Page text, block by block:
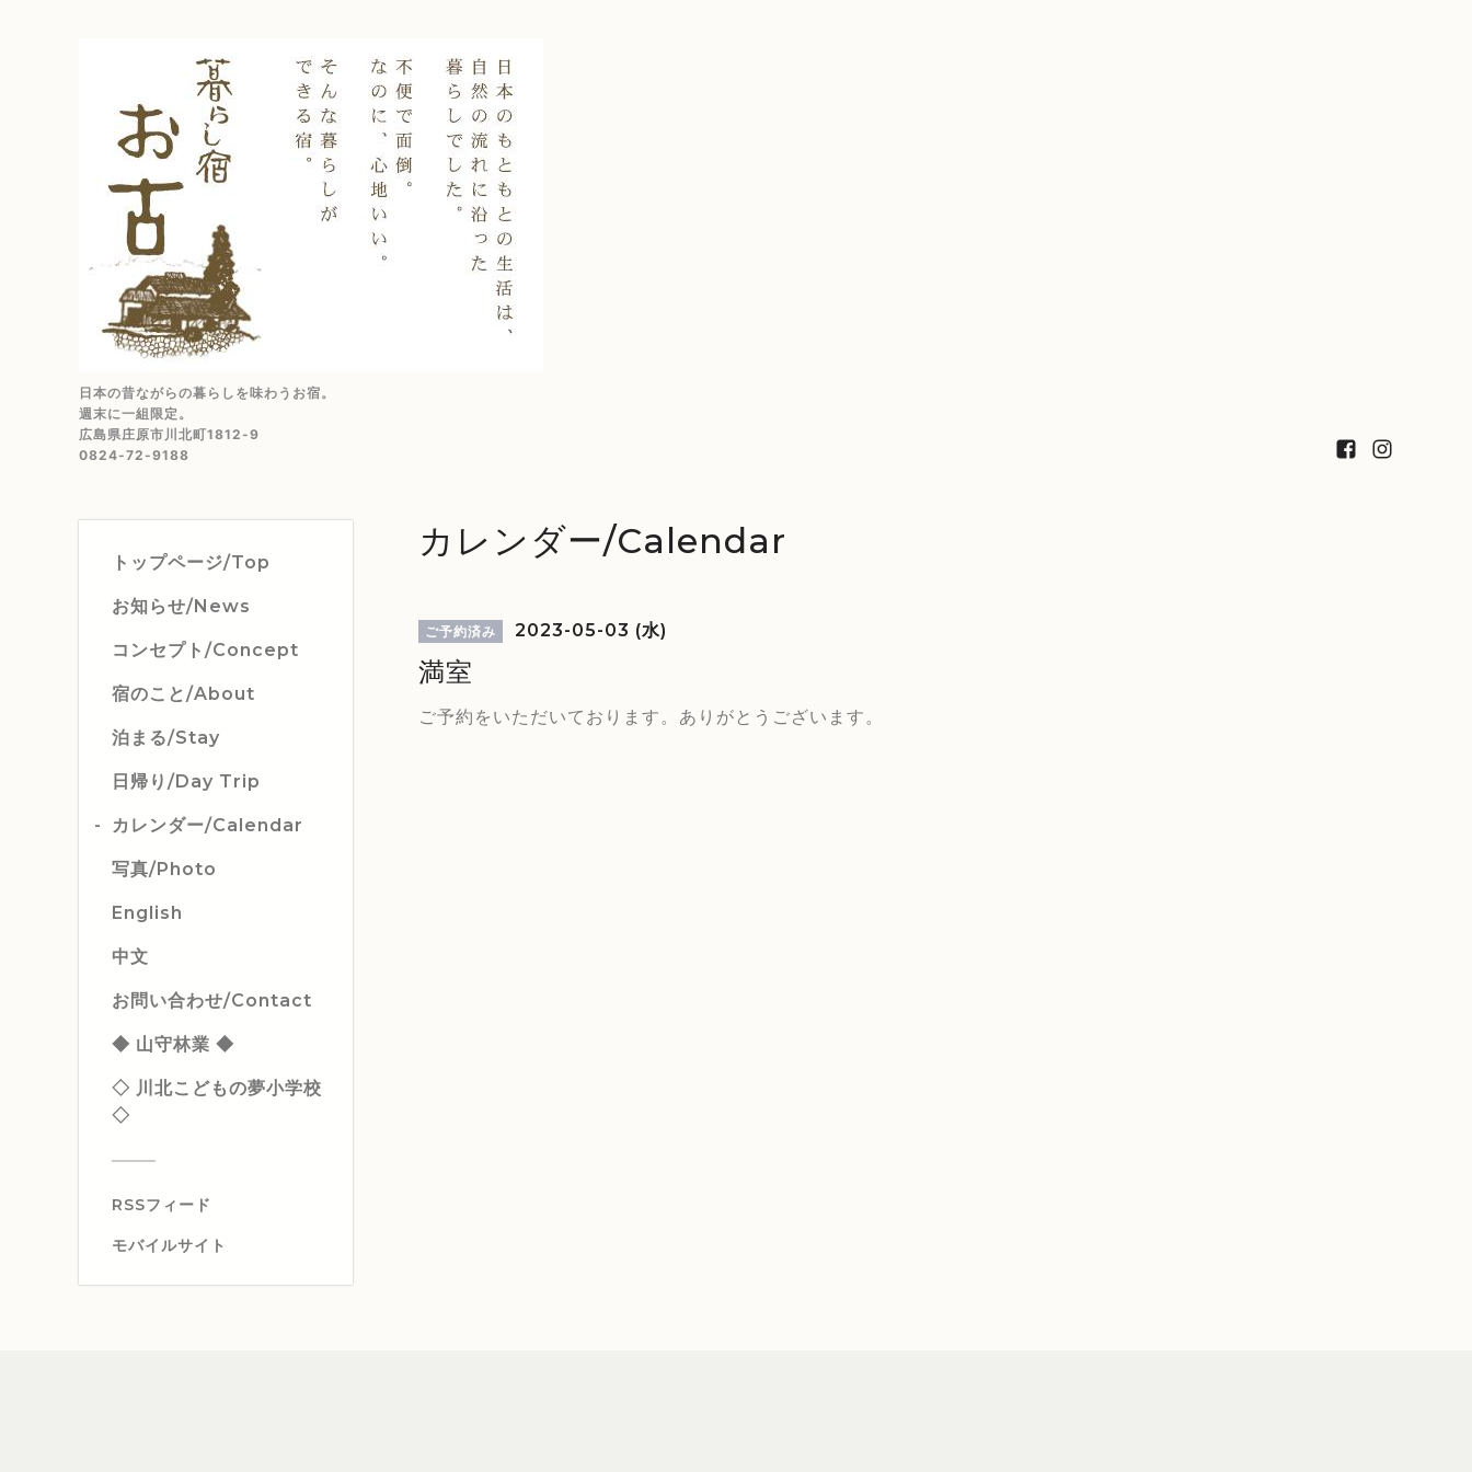
日本の昔ながらの暮らしを味わうお宿。
週末に一組限定。
広島県庄原市川北町1812-9
0824-72-9188
トップページ/Top
お知らせ/News
コンセプト/Concept
宿のこと/About
泊まる/Stay
日帰り/Day Trip
カレンダー/Calendar
写真/Photo
English
中文
お問い合わせ/Contact
◆ 山守林業 ◆
◇ 川北こどもの夢小学校
◇
RSSフィード
モバイルサイト
カレンダー/Calendar
ご予約済み 2023-05-03 (水)
満室
ご予約をいただいております。ありがとうございます。